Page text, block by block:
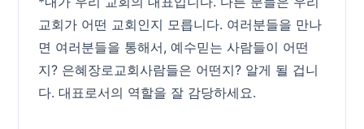
교회가 어떤 교회인지 모릅니다. 여러분들을 만나
면 여러분들을 통해서, 예수믿는 사람들이 어떤
지? 은혜장로교회사람들은 어떤지? 알게 될 겁니
다. 대표로서의 역할을 잘 감당하세요.